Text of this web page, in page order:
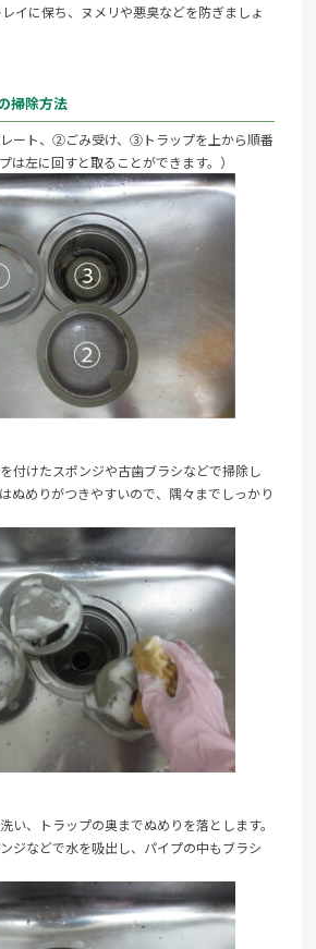
イに保ち、ヌメリや悪臭などを防ぎましょ
掃除方法
ート、②ごみ受け、③トラップを上から順番
は左に回すと取ることができます。）
付けたスポンジや古歯ブラシなどで掃除し
ぬめりがつきやすいので、隅々までしっかり
い、トラップの奥までぬめりを落とします。
ジなどで水を吸出し、パイプの中もブラシ